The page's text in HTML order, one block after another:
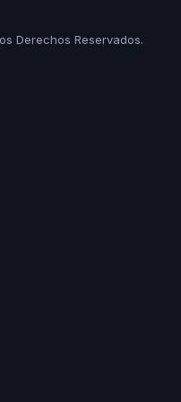
Derechos Reservados.